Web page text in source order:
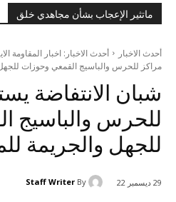
ماتثير الإعجاب بشأن مجاهدي خلق
أحدث الاخبار أحدث الاخبار: اخبار المقاومة
مراكز للحرس والباسيج القمعي وحوزات للجهل
شبان الانتفاضة
للحرس والباسيج
للجهل والجريمة
29 ديسمبر 22 By
Staff Writer